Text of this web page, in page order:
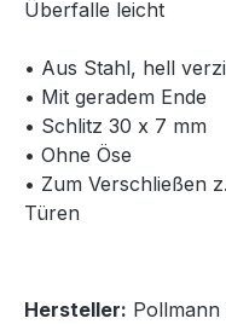
Überfalle leicht
• Aus Stahl, hell
• Mit geradem Ende
• Schlitz 30 x 7 mm
• Ohne Öse
• Zum Verschließen
Türen
Hersteller: Pollmann